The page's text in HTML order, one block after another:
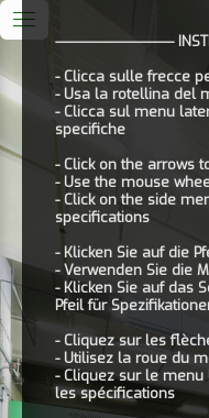
---------------------------
- Clicca sulle frecce
- Usa la rotellina del
- Clicca sul menu
specifiche
- Click on the arrows
- Use the mouse
- Click on the side
specifications
- Klicken Sie auf die
- Verwenden Sie die
- Klicken Sie auf das
Pfeil für
- Cliquez sur les
- Utilisez la roue du
- Cliquez sur le
les spécifications